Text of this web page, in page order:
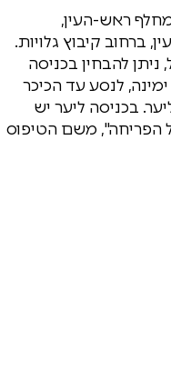
במחלף ראש-העין,
ברחוב קיבוץ גלויות.
להבחין בכניסה
ימינה, לנסע עד הכיכר
בכניסה ליער יש
הפריחה", משם הטיפוס